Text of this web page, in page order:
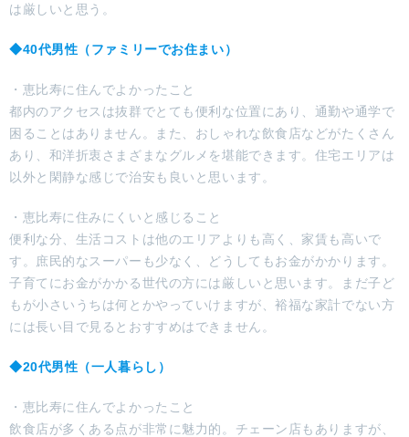
は厳しいと思う。
◆40代男性（ファミリーでお住まい）
・恵比寿に住んでよかったこと
都内のアクセスは抜群でとても便利な位置にあり、通勤や通学で
困ることはありません。また、おしゃれな飲食店などがたくさん
あり、和洋折衷さまざまなグルメを堪能できます。住宅エリアは
以外と閑静な感じで治安も良いと思います。
・恵比寿に住みにくいと感じること
便利な分、生活コストは他のエリアよりも高く、家賃も高いで
す。庶民的なスーパーも少なく、どうしてもお金がかかります。
子育てにお金がかかる世代の方には厳しいと思います。まだ子ど
もが小さいうちは何とかやっていけますが、裕福な家計でない方
には長い目で見るとおすすめはできません。
◆20代男性（一人暮らし）
・恵比寿に住んでよかったこと
飲食店が多くある点が非常に魅力的。チェーン店もありますが、